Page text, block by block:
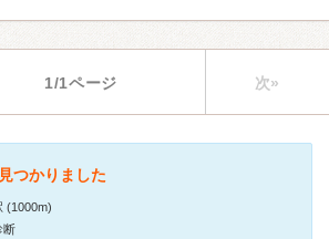
1/1ページ 次»
つかりました
(1000m)
断